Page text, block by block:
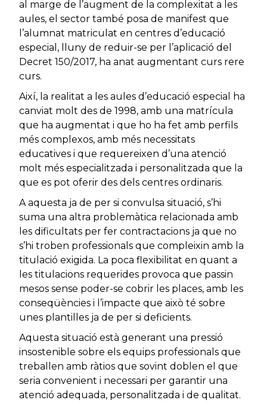
al marge de l’augment de la complexitat a les
aules, el sector també posa de manifest que
l’alumnat matriculat en centres d’educació
especial, lluny de reduir-se per l’aplicació del
Decret 150/2017, ha anat augmentant curs rere
curs.
Així, la realitat a les aules d’educació especial ha
canviat molt des de 1998, amb una matrícula
que ha augmentat i que ho ha fet amb perfils
més complexos, amb més necessitats
educatives i que requereixen d’una atenció
molt més especialitzada i personalitzada que la
que es pot oferir des dels centres ordinaris.
A aquesta ja de per si convulsa situació, s’hi
suma una altra problemàtica relacionada amb
les dificultats per fer contractacions ja que no
s’hi troben professionals que compleixin amb la
titulació exigida. La poca flexibilitat en quant a
les titulacions requerides provoca que passin
mesos sense poder-se cobrir les places, amb les
conseqüències i l’impacte que això té sobre
unes plantilles ja de per si deficients.
Aquesta situació està generant una pressió
insostenible sobre els equips professionals que
treballen amb ràtios que sovint doblen el que
seria convenient i necessari per garantir una
atenció adequada, personalitzada i de qualitat.